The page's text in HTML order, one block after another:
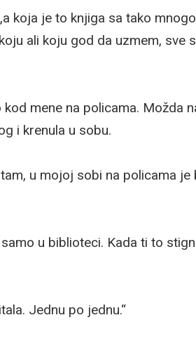
koja je to knjiga sa tako
ali koju god da uzmem, sve
mene na policama. Možda
i krenula u sobu.
u mojoj sobi na policama
u biblioteci. Kada ti to
Jednu po jednu.“